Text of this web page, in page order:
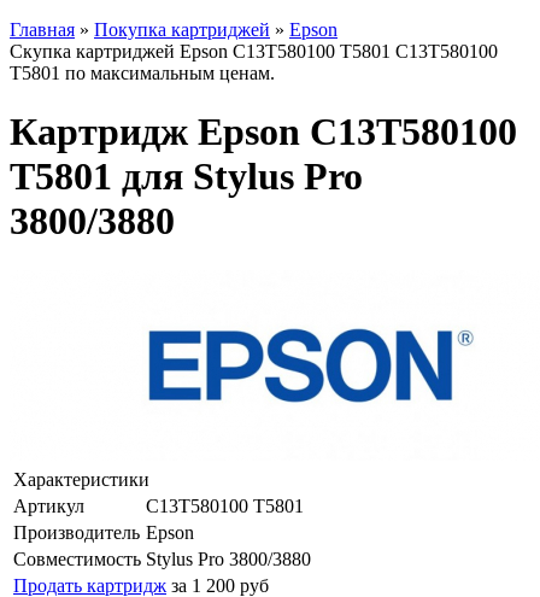
Главная » Покупка картриджей » Epson
Скупка картриджей Epson C13T580100 T5801 C13T580100
T5801 по максимальным ценам.
Картридж Epson C13T580100
T5801 для Stylus Pro
3800/3880
Характеристики
Артикул
C13T580100 T5801
Производитель Epson
Совместимость Stylus Pro 3800/3880
Продать картридж за 1 200 руб